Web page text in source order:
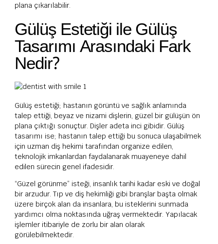
plana çıkarılabilir.
Gülüş Estetiği ile Gülüş
Tasarımı Arasındaki Fark
Nedir?
Gülüş estetiği; hastanın görüntü ve sağlık anlamında
talep ettiği, beyaz ve nizami dişlerin, güzel bir gülüşün ön
plana çıktığı sonuçtur. Dişler adeta inci gibidir. Gülüş
tasarımı ise; hastanın talep ettiği bu sonuca ulaşabilmek
için uzman diş hekimi tarafından organize edilen,
teknolojik imkanlardan faydalanarak muayeneye dahil
edilen sürecin genel ifadesidir.
“Güzel görünme” isteği, insanlık tarihi kadar eski ve doğal
bir arzudur. Tıp ve diş hekimliği gibi branşlar başta olmak
üzere birçok alan da insanlara, bu isteklerini sunmada
yardımcı olma noktasında uğraş vermektedir. Yapılacak
işlemler itibariyle de zorlu bir alan olarak
görülebilmektedir.